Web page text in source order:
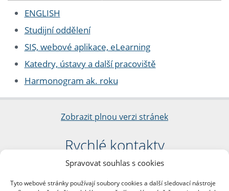
Spravovat souhlas s cookies
Tyto webové stránky používají soubory cookies a další sledovací nástroje
ENGLISH
Studijní oddělení
SIS, webové aplikace, eLearning
Katedry, ústavy a další pracoviště
Harmonogram ak. roku
Zobrazit plnou verzi stránek
Rychlé kontakty
Filozofická fakulta
nám. Jana Palacha 1/2